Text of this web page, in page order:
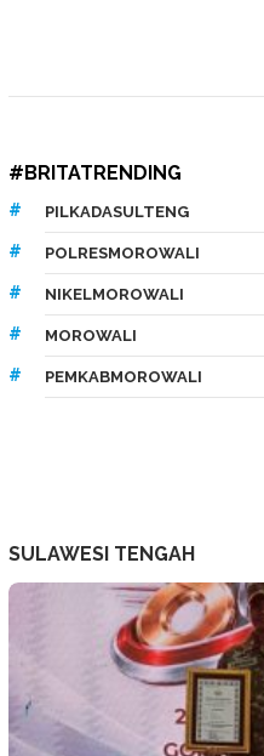
#BRITATRENDING
PILKADASULTENG
POLRESMOROWALI
NIKELMOROWALI
MOROWALI
PEMKABMOROWALI
SULAWESI TENGAH